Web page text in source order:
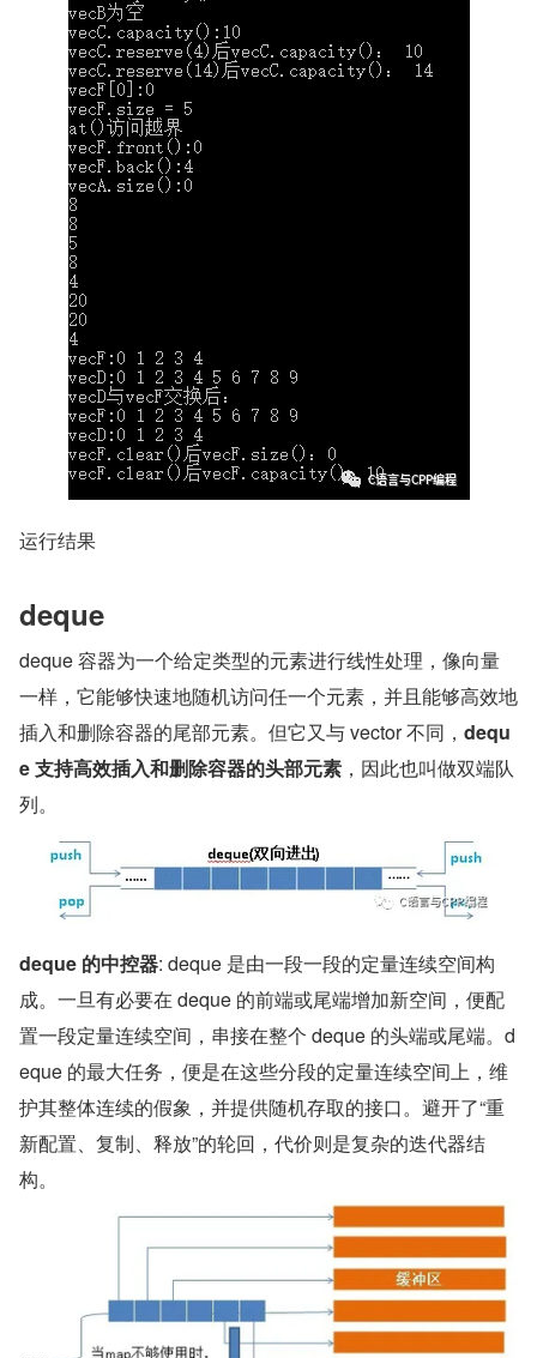
运行结果
deque
deque 容器为一个给定类型的元素进行线性处理，像向量
一样，它能够快速地随机访问任一个元素，并且能够高效地
插入和删除容器的尾部元素。但它又与 vector 不同， dequ
e 支持高效插入和删除容器的头部元素 ，因此也叫做双端队
列。
deque 的中控器: deque 是由一段一段的定量连续空间构
成。一旦有必要在 deque 的前端或尾端增加新空间，便配
置一段定量连续空间，串接在整个 deque 的头端或尾端。d
eque 的最大任务，便是在这些分段的定量连续空间上，维
护其整体连续的假象，并提供随机存取的接口。避开了“重
新配置、复制、释放”的轮回，代价则是复杂的迭代器结
构。